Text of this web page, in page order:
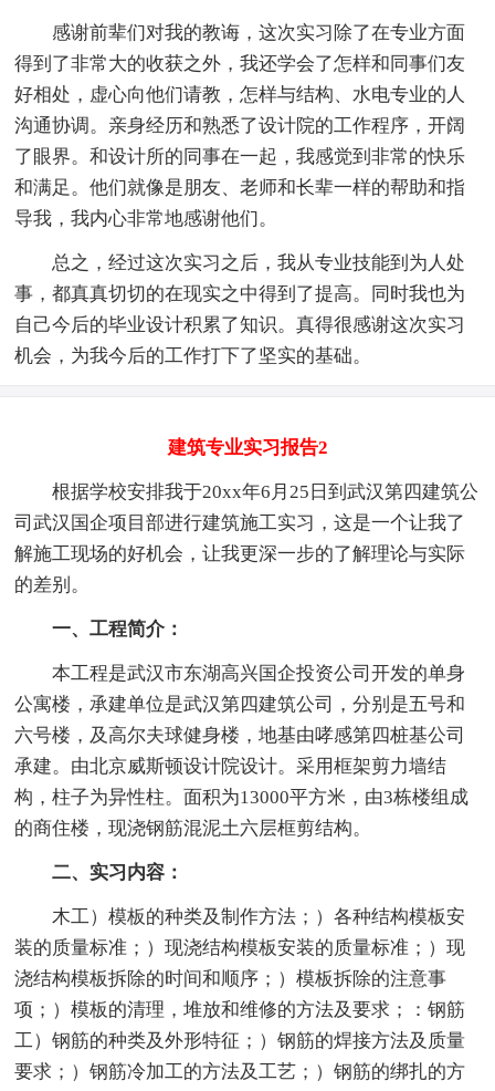
感谢前辈们对我的教诲，这次实习除了在专业方面
得到了非常大的收获之外，我还学会了怎样和同事们友
好相处，虚心向他们请教，怎样与结构、水电专业的人
沟通协调。亲身经历和熟悉了设计院的工作程序，开阔
了眼界。和设计所的同事在一起，我感觉到非常的快乐
和满足。他们就像是朋友、老师和长辈一样的帮助和指
导我，我内心非常地感谢他们。
总之，经过这次实习之后，我从专业技能到为人处
事，都真真切切的在现实之中得到了提高。同时我也为
自己今后的毕业设计积累了知识。真得很感谢这次实习
机会，为我今后的工作打下了坚实的基础。
建筑专业实习报告2
根据学校安排我于20xx年6月25日到武汉第四建筑公
司武汉国企项目部进行建筑施工实习，这是一个让我了
解施工现场的好机会，让我更深一步的了解理论与实际
的差别。
一、工程简介：
本工程是武汉市东湖高兴国企投资公司开发的单身
公寓楼，承建单位是武汉第四建筑公司，分别是五号和
六号楼，及高尔夫球健身楼，地基由哮感第四桩基公司
承建。由北京威斯顿设计院设计。采用框架剪力墙结
构，柱子为异性柱。面积为13000平方米，由3栋楼组成
的商住楼，现浇钢筋混泥土六层框剪结构。
二、实习内容：
木工）模板的种类及制作方法；）各种结构模板安
装的质量标准；）现浇结构模板安装的质量标准；）现
浇结构模板拆除的时间和顺序；）模板拆除的注意事
项；）模板的清理，堆放和维修的方法及要求；：钢筋
工）钢筋的种类及外形特征；）钢筋的焊接方法及质量
要求；）钢筋冷加工的方法及工艺；）钢筋的绑扎的方